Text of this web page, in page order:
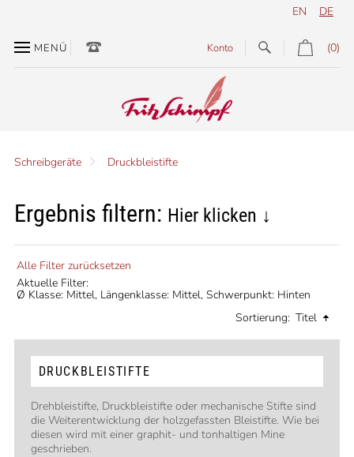
DE
EN
MENÜ (0)
Konto
Schreibgeräte Druckbleistifte
Ergebnis filtern: Hier klicken ↓
Alle Filter zurücksetzen
Aktuelle Filter:
Ø Klasse: Mittel, Längenklasse: Mittel, Schwerpunkt: Hinten
Sortierung: Titel
DRUCKBLEISTIFTE
Drehbleistifte, Druckbleistifte oder mechanische Stifte sind
die Weiterentwicklung der holzgefassten Bleistifte. Wie bei
diesen wird mit einer graphit- und tonhaltigen Mine
geschrieben.